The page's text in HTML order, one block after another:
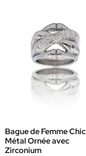
Bague de Femme Chic
Métal Ornée avec
Zirconium